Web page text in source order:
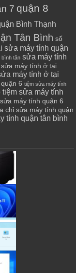
7 quận 8
Bình Thạnh
Tân Bình số
sửa máy tính quận
bình tân sửa máy tính
sửa máy tính ở tại
máy tính ở tại
6 tiệm sửa máy tính
tiệm sửa máy tính
máy tính quận 6
chỉ sửa máy tính quận
tính quận tân bình